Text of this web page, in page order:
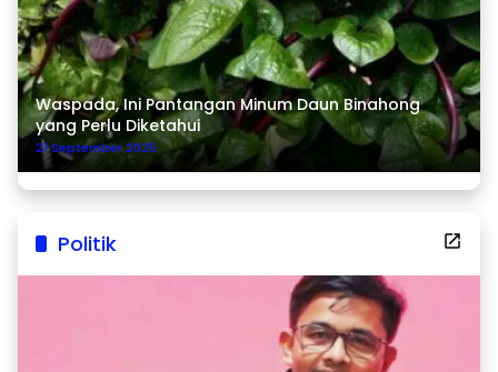
Waspada, Ini Pantangan Minum Daun Binahong
yang Perlu Diketahui
21 September 2025
Politik